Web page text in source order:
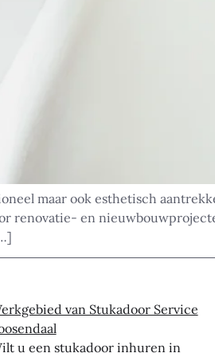
maar ook esthetisch
renovatie- en
van Stukadoor Service
u een stukadoor inhuren in